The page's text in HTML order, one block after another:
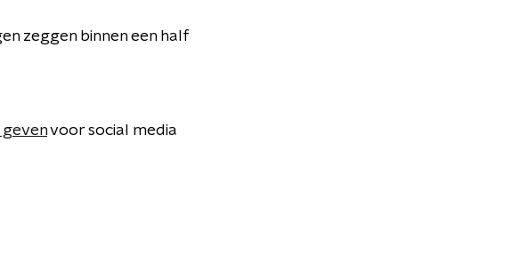
zeggen binnen een half
voor social media